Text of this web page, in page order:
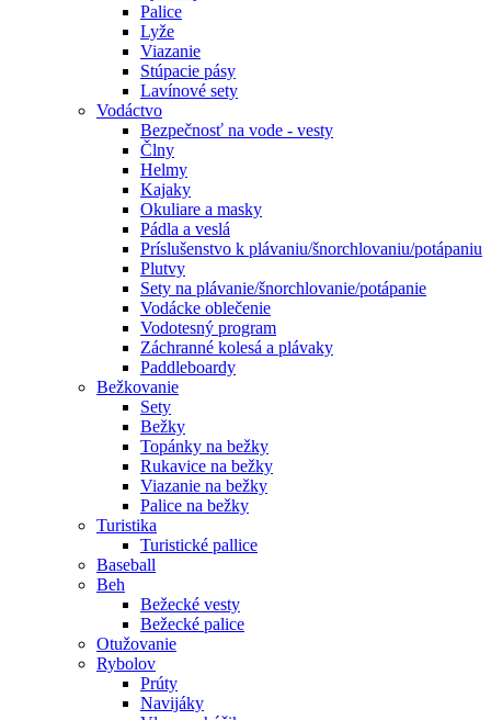
Palice
Lyže
Viazanie
Stúpacie pásy
Lavínové sety
Vodáctvo
Bezpečnosť na vode - vesty
Člny
Helmy
Kajaky
Okuliare a masky
Pádla a veslá
Príslušenstvo k plávaniu/šnorchlovaniu/potápaniu
Plutvy
Sety na plávanie/šnorchlovanie/potápanie
Vodácke oblečenie
Vodotesný program
Záchranné kolesá a plávaky
Paddleboardy
Bežkovanie
Sety
Bežky
Topánky na bežky
Rukavice na bežky
Viazanie na bežky
Palice na bežky
Turistika
Turistické pallice
Baseball
Beh
Bežecké vesty
Bežecké palice
Otužovanie
Rybolov
Prúty
Navijáky